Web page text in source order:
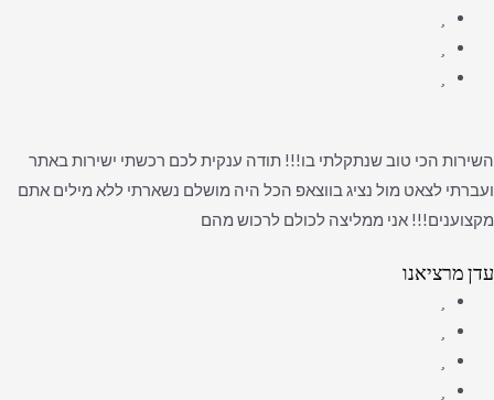
השירות הכי טוב שנתקלתי בו!!! תודה ענקית לכם רכשתי ישירות באתר
ועברתי לצאט מול נציג בווצאפ הכל היה מושלם נשארתי ללא מילים אתם
מקצוענים!!! אני ממליצה לכולם לרכוש מהם
עדן מרציאנו